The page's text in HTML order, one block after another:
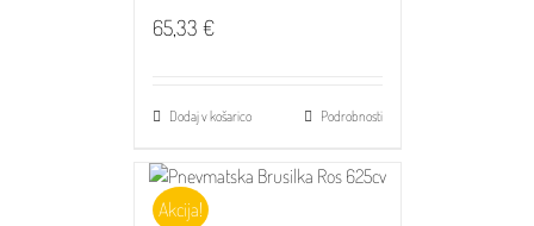
65,33 €
Dodaj v košarico Podrobnosti
Akcija!